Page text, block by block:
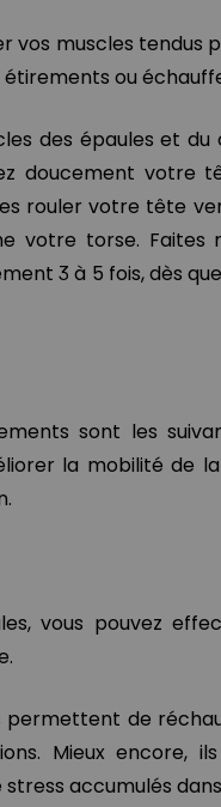
vos muscles tendus
ou
des épaules et
doucement votre
rouler votre tête
votre torse.
3 à 5 fois, dès
sont les
la mobilité de
vous pouvez
permettent de
Mieux encore,
accumulés